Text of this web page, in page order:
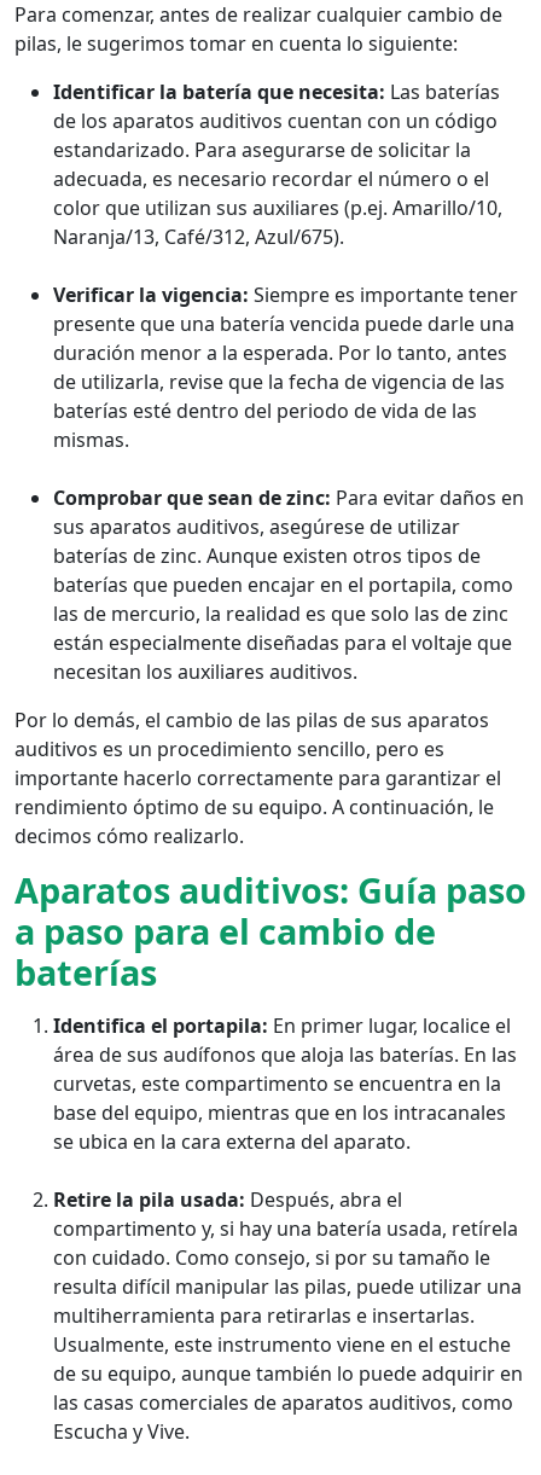
Para comenzar, antes de realizar cualquier cambio de
pilas, le sugerimos tomar en cuenta lo siguiente:
Identificar la batería que necesita: Las baterías
de los aparatos auditivos cuentan con un código
estandarizado. Para asegurarse de solicitar la
adecuada, es necesario recordar el número o el
color que utilizan sus auxiliares (p.ej. Amarillo/10,
Naranja/13, Café/312, Azul/675).
Verificar la vigencia: Siempre es importante tener
presente que una batería vencida puede darle una
duración menor a la esperada. Por lo tanto, antes
de utilizarla, revise que la fecha de vigencia de las
baterías esté dentro del periodo de vida de las
mismas.
Comprobar que sean de zinc: Para evitar daños en
sus aparatos auditivos, asegúrese de utilizar
baterías de zinc. Aunque existen otros tipos de
baterías que pueden encajar en el portapila, como
las de mercurio, la realidad es que solo las de zinc
están especialmente diseñadas para el voltaje que
necesitan los auxiliares auditivos.
Por lo demás, el cambio de las pilas de sus aparatos
auditivos es un procedimiento sencillo, pero es
importante hacerlo correctamente para garantizar el
rendimiento óptimo de su equipo. A continuación, le
decimos cómo realizarlo.
Aparatos auditivos: Guía paso
a paso para el cambio de
baterías
Identifica el portapila: En primer lugar, localice el
área de sus audífonos que aloja las baterías. En las
curvetas, este compartimento se encuentra en la
base del equipo, mientras que en los intracanales
se ubica en la cara externa del aparato.
Retire la pila usada: Después, abra el
compartimento y, si hay una batería usada, retírela
con cuidado. Como consejo, si por su tamaño le
resulta difícil manipular las pilas, puede utilizar una
multiherramienta para retirarlas e insertarlas.
Usualmente, este instrumento viene en el estuche
de su equipo, aunque también lo puede adquirir en
las casas comerciales de aparatos auditivos, como
Escucha y Vive.